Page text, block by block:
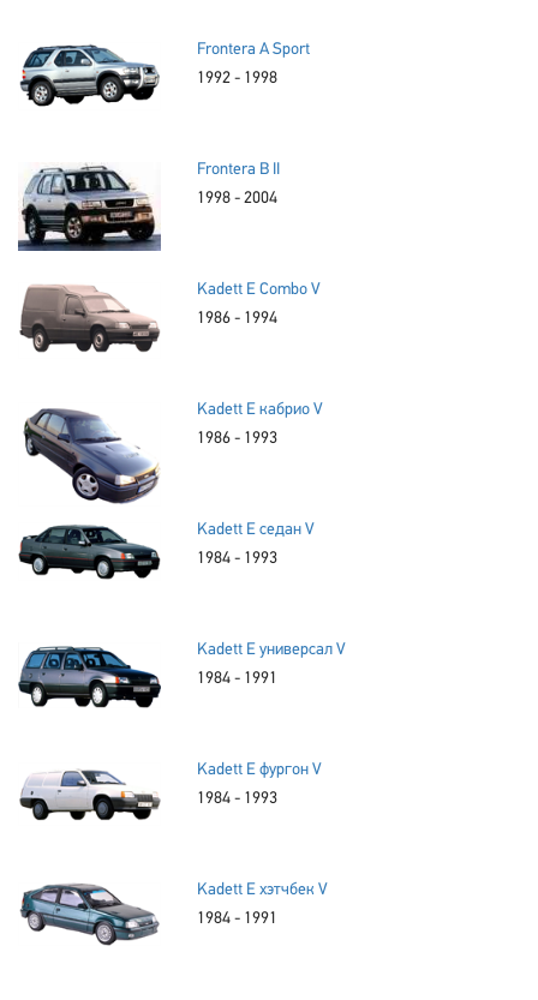
Frontera A Sport
1992 - 1998
Frontera B II
1998 - 2004
Kadett E Combo V
1986 - 1994
Kadett E кабрио V
1986 - 1993
Kadett E седан V
1984 - 1993
Kadett E универсал V
1984 - 1991
Kadett E фургон V
1984 - 1993
Kadett E хэтчбек V
1984 - 1991